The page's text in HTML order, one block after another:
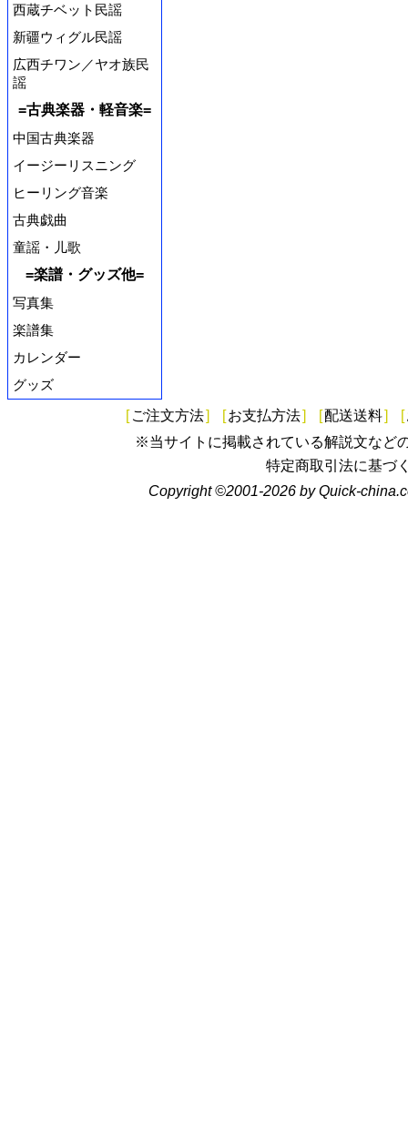
西蔵チベット民謡
新疆ウィグル民謡
広西チワン／ヤオ族民
謡
=古典楽器・軽音楽=
中国古典楽器
イージーリスニング
ヒーリング音楽
古典戯曲
童謡・儿歌
=楽譜・グッズ他=
写真集
楽譜集
カレンダー
グッズ
[ ご注文方法] [お支払方法] [配送送料] [
※当サイトに掲載されている解説文など
特定商取引法に基づ
Copyright ©2001-2026 by Quick-